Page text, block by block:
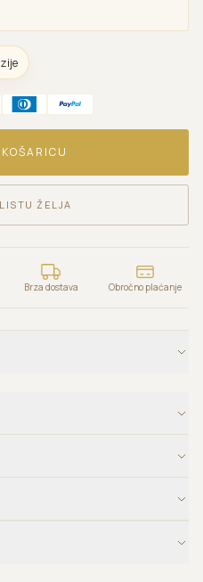
ŽELJA
Brza dostava Obročno plaćanje